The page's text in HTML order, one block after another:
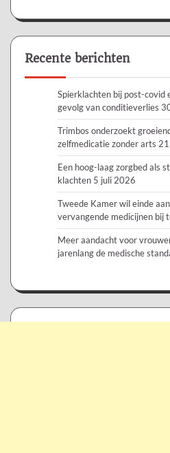
Recente berichten
Spierklachten bij post-covid
gevolg van conditieverlies
Trimbos onderzoekt
zelfmedicatie zonder arts
Een hoog-laag zorgbed als
klachten 5 juli 2026
Tweede Kamer wil einde
vervangende medicijnen bij
Meer aandacht voor
jarenlang de medische